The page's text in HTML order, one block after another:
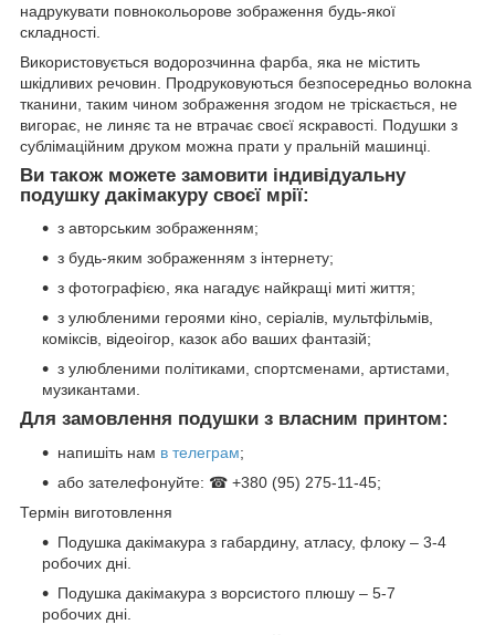
надрукувати повнокольорове зображення будь-якої
складності.
Використовується водорозчинна фарба, яка не містить
шкідливих речовин. Продруковуються безпосередньо волокна
тканини, таким чином зображення згодом не тріскається, не
вигорає, не линяє та не втрачає своєї яскравості. Подушки з
сублімаційним друком можна прати у пральній машинці.
Ви також можете замовити індивідуальну
подушку дакімакуру своєї мрії:
з авторським зображенням;
з будь-яким зображенням з інтернету;
з фотографією, яка нагадує найкращі миті життя;
з улюбленими героями кіно, серіалів, мультфільмів,
коміксів, відеоігор, казок або ваших фантазій;
з улюбленими політиками, спортсменами, артистами,
музикантами.
Для замовлення подушки з власним принтом:
напишіть нам в телеграм;
або зателефонуйте: ☎ +380 (95) 275-11-45;
Термін виготовлення
Подушка дакімакура з габардину, атласу, флоку – 3-4
робочих дні.
Подушка дакімакура з ворсистого плюшу – 5-7
робочих дні.